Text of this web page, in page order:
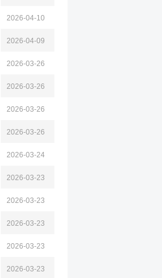
2026-04-10
工商 经济 经贸
2026-04-09
2026-03-26
2026-03-26
2026-03-26
材料 电气
2026-03-26
2026-03-24
社会
2026-03-23
2026-03-23
2026-03-23
2026-03-23
2026-03-23